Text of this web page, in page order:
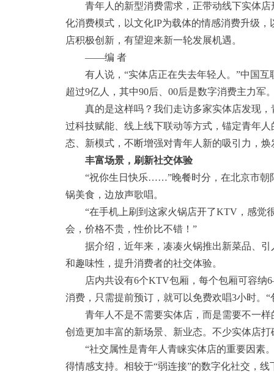
青年人的新型消费需求，正带动线下实体店
化消费模式，以文化IP为载体的情感消费升级
店积极创新，有望迎来新一轮发展机遇。
——编 者
有人说，“实体店正在失去年轻人。”中国互
超过9亿人，其中90后、00后是数字消费主力军
真的是这样吗？我们走访多家实体店发现，
过科技赋能、线上线下联动等方式，锚定青年
态、新模式，不断增强对青年人新的吸引力，
丰富场景，刷新社交体验
“祝你生日快乐……”晚餐时分，在北京市朝阳
锅美食，边放声歌唱。
“在手机上刷到这家火锅店开了KTV，感觉很
会，价格不贵，性价比不错！”
据介绍，近年来，凑凑火锅推出新菜品、引
和趣味性，提升消费者的社交体验。
店内共设有6个KTV包厢，每个包厢可容纳
消费，只需提前预订，就可以免费欢唱3小时。
青年人不是不需要实体店，而是需要不一样
创造更加丰富的新场景、新业态。不少实体店
“社交属性是青年人青睐实体店的重要因素。
得情感支持。相较于“弱连接”的数字化社交，